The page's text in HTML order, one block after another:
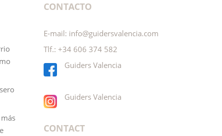
CONTACTO
E-mail: info@guidersvalencia.com
Tlf.: +34 606 374 582
Guiders Valencia
Guiders Valencia
CONTACT